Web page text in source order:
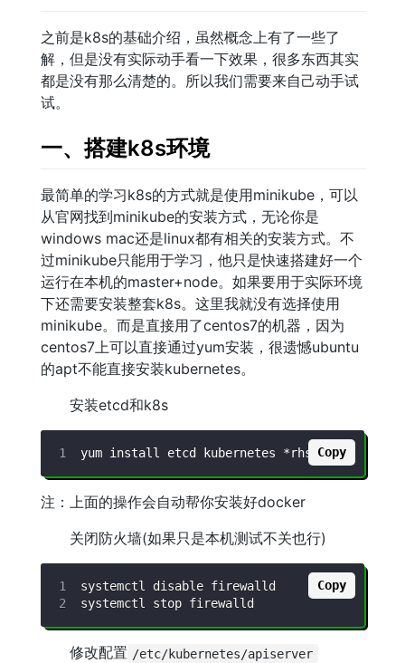
之前是k8s的基础介绍，虽然概念上有了一些了
解，但是没有实际动手看一下效果，很多东西其实
都是没有那么清楚的。所以我们需要来自己动手试
试。
一、搭建k8s环境
最简单的学习k8s的方式就是使用minikube，可以
从官网找到minikube的安装方式，无论你是
windows mac还是linux都有相关的安装方式。不
过minikube只能用于学习，他只是快速搭建好一个
运行在本机的master+node。如果要用于实际环境
下还需要安装整套k8s。这里我就没有选择使用
minikube。而是直接用了centos7的机器，因为
centos7上可以直接通过yum安装，很遗憾ubuntu
的apt不能直接安装kubernetes。
安装etcd和k8s
yum install etcd kubernetes *rhsm*
Copy
注：上面的操作会自动帮你安装好docker
关闭防火墙(如果只是本机测试不关也行)
Copy
修改配置 /etc/kubernetes/apiserver